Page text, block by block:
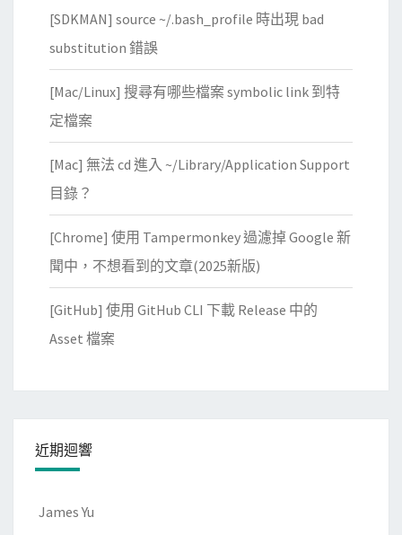
[SDKMAN] source ~/.bash_profile 時出現 bad
substitution 錯誤
[Mac/Linux] 搜尋有哪些檔案 symbolic link 到特
定檔案
[Mac] 無法 cd 進入 ~/Library/Application Support
目錄？
[Chrome] 使用 Tampermonkey 過濾掉 Google 新
聞中，不想看到的文章(2025新版)
[GitHub] 使用 GitHub CLI 下載 Release 中的
Asset 檔案
近期迴響
James Yu